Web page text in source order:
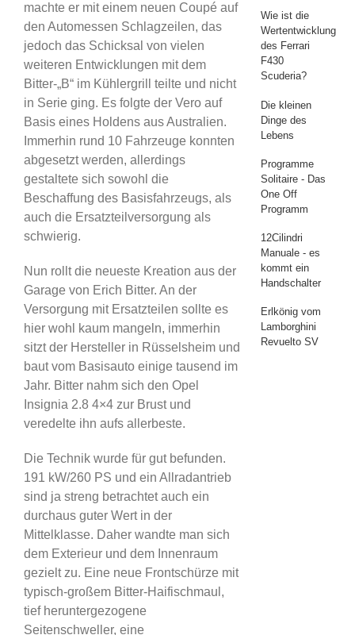
machte er mit einem neuen Coupé auf
den Automessen Schlagzeilen, das
jedoch das Schicksal von vielen
weiteren Entwicklungen mit dem
Bitter-„B“ im Kühlergrill teilte und nicht
in Serie ging. Es folgte der Vero auf
Basis eines Holdens aus Australien.
Immerhin rund 10 Fahrzeuge konnten
abgesetzt werden, allerdings
gestaltete sich sowohl die
Beschaffung des Basisfahrzeugs, als
auch die Ersatzteilversorgung als
schwierig.
Nun rollt die neueste Kreation aus der
Garage von Erich Bitter. An der
Versorgung mit Ersatzteilen sollte es
hier wohl kaum mangeln, immerhin
sitzt der Hersteller in Rüsselsheim und
baut vom Basisauto einige tausend im
Jahr. Bitter nahm sich den Opel
Insignia 2.8 4×4 zur Brust und
veredelte ihn aufs allerbeste.
Die Technik wurde für gut befunden.
191 kW/260 PS und ein Allradantrieb
sind ja streng betrachtet auch ein
durchaus guter Wert in der
Mittelklasse. Daher wandte man sich
dem Exterieur und dem Innenraum
gezielt zu. Eine neue Frontschürze mit
typisch-großem Bitter-Haifischmaul,
tief heruntergezogene
Seitenschweller, eine
Wie ist die
Wertentwicklung
des Ferrari
F430
Scuderia?
Die kleinen
Dinge des
Lebens
Programme
Solitaire - Das
One Off
Programm
12Cilindri
Manuale - es
kommt ein
Handschalter
Erlkönig vom
Lamborghini
Revuelto SV